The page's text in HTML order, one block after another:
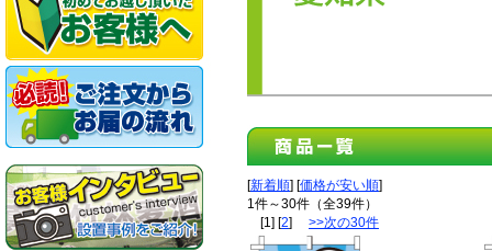
[新着順] [価格が安い順]
1件～30件（全39件）
[1] [2] >>次の30件